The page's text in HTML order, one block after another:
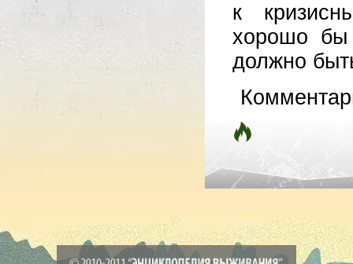
к
хорошо бы
должно